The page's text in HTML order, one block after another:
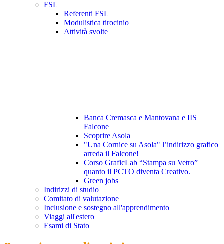
FSL
Referenti FSL
Modulistica tirocinio
Attività svolte
Banca Cremasca e Mantovana e IIS
Falcone
Scoprire Asola
"Una Cornice su Asola" l’indirizzo grafico
arreda il Falcone!
Corso GraficLab “Stampa su Vetro”
quanto il PCTO diventa Creativo.
Green jobs
Indirizzi di studio
Comitato di valutazione
Inclusione e sostegno all'apprendimento
Viaggi all'estero
Esami di Stato